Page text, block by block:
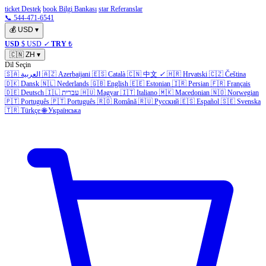
ticket Destek book Bilgi Bankası star Referanslar
📞 544-471-6541
💰 USD ▾
USD $ USD ✓ TRY ₺
🇨🇳 ZH ▾
Dil Seçin
🇸🇦 العربية 🇦🇿 Azerbaijani 🇪🇸 Català 🇨🇳 中文 ✓ 🇭🇷 Hrvatski 🇨🇿 Čeština
🇩🇰 Dansk 🇳🇱 Nederlands 🇬🇧 English 🇪🇪 Estonian 🇮🇷 Persian 🇫🇷 Français
🇩🇪 Deutsch 🇮🇱 עברית 🇭🇺 Magyar 🇮🇹 Italiano 🇲🇰 Macedonian 🇳🇴 Norwegian
🇵🇹 Português 🇵🇹 Português 🇷🇴 Română 🇷🇺 Русский 🇪🇸 Español 🇸🇪 Svenska
🇹🇷 Türkçe 🌐 Українська